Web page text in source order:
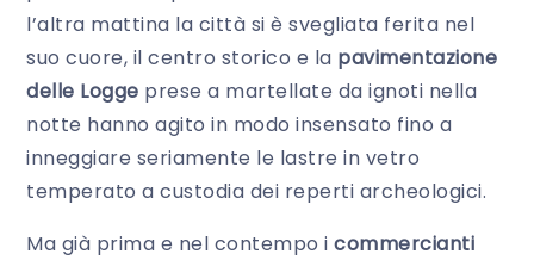
l’altra mattina la città si è svegliata ferita nel
suo cuore, il centro storico e la pavimentazione
delle Logge prese a martellate da ignoti nella
notte hanno agito in modo insensato fino a
inneggiare seriamente le lastre in vetro
temperato a custodia dei reperti archeologici.
Ma già prima e nel contempo i commercianti